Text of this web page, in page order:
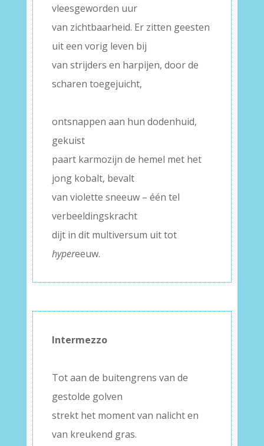
vleesgeworden uur
van zichtbaarheid. Er zitten geesten
uit een vorig leven bij
van strijders en harpijen, door de
scharen toegejuicht,
ontsnappen aan hun dodenhuid,
gekuist
paart karmozijn de hemel met het
jong kobalt, bevalt
van violette sneeuw – één tel
verbeeldingskracht
dijt in dit multiversum uit tot
hypereeuw.
Intermezzo
Tot aan de buitengrens van de
gestolde golven
strekt het moment van nalicht en
van kreukend gras.